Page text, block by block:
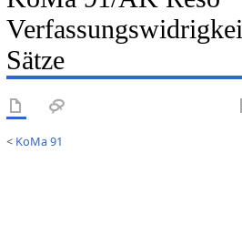
Sätze
< KoMa 91